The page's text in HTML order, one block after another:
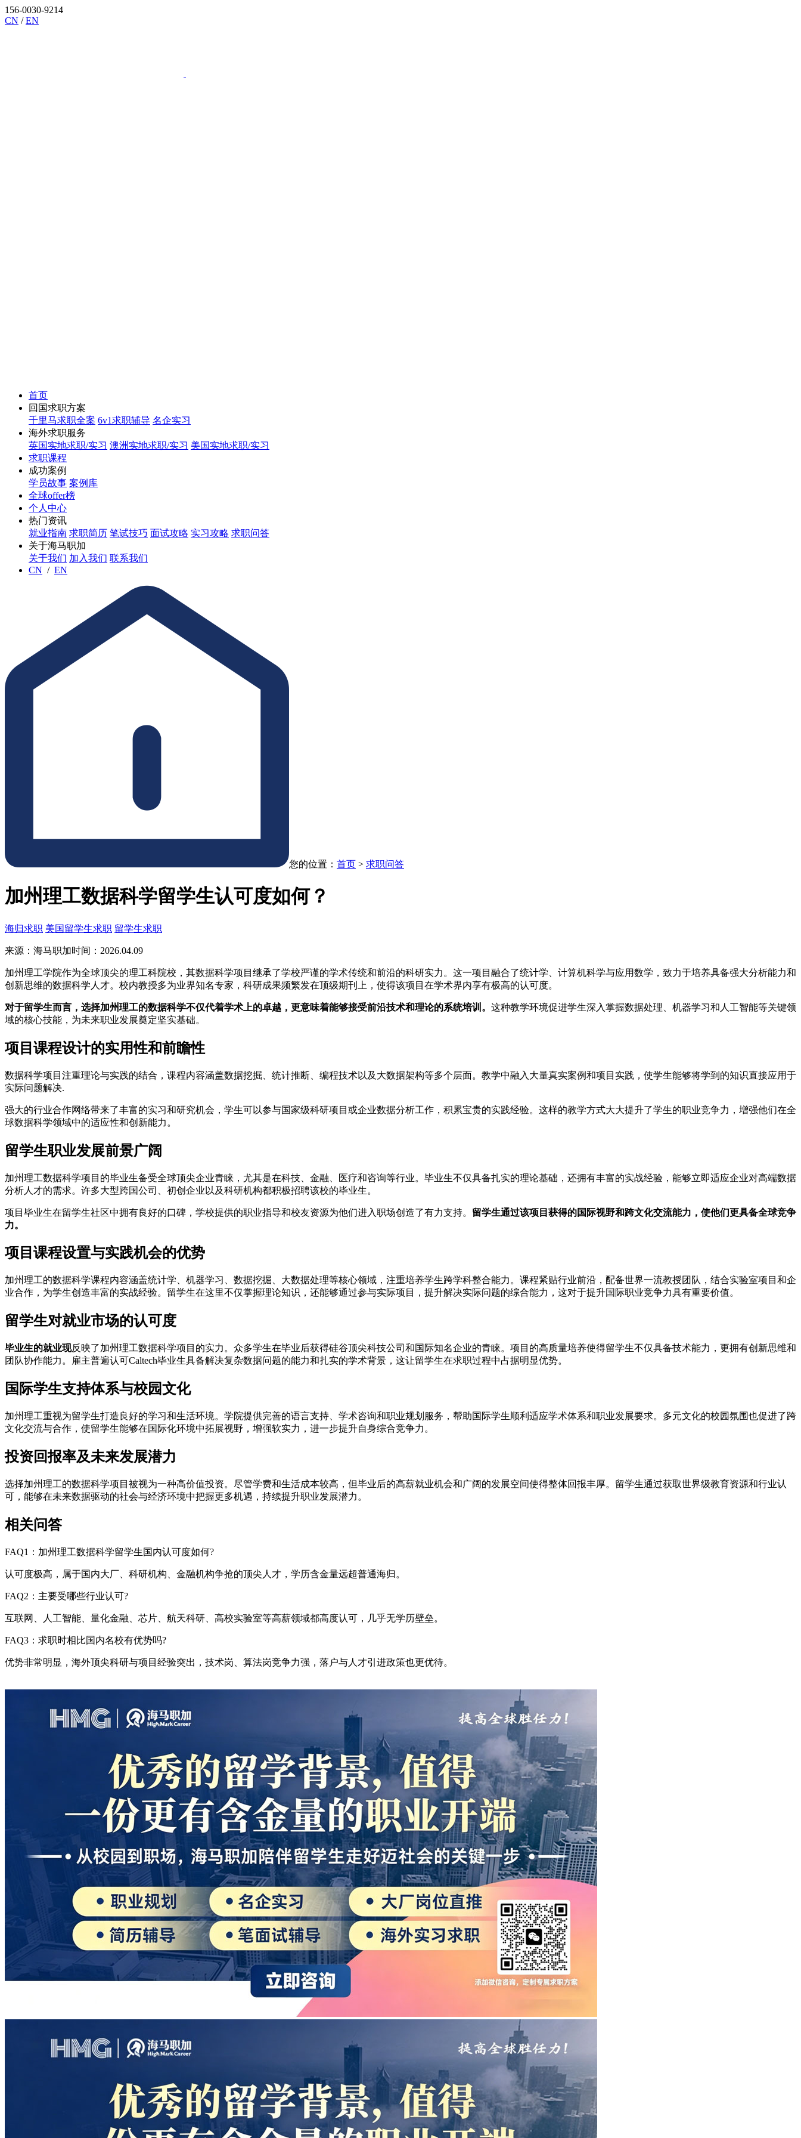
156-0030-9214
CN /EN
首页
回国求职方案
千里马求职全案 6v1求职辅导 名企实习
海外求职服务
英国实地求职/实习 澳洲实地求职/实习 美国实地求职/实习
求职课程
成功案例
学员故事 案例库
全球offer榜
个人中心
热门资讯
就业指南 求职简历 笔试技巧 面试攻略 实习攻略 求职问答
关于海马职加
关于我们 加入我们 联系我们
CN / EN
您的位置： 首页 > 求职问答
加州理工数据科学留学生认可度如何？
海归求职 美国留学生求职 留学生求职
来源：海马职加时间：2026.04.09
加州理工学院作为全球顶尖的理工科院校，其数据科学项目继承了学校严谨的学术传统和前沿的科研实力。这一项目融合了统计学、计算机科学与应用数学，致力于培养具备强大分析能力和
创新思维的数据科学人才。校内教授多为业界知名专家，科研成果频繁发在顶级期刊上，使得该项目在学术界内享有极高的认可度。
对于留学生而言，选择加州理工的数据科学不仅代着学术上的卓越，更意味着能够接受前沿技术和理论的系统培训。 这种教学环境促进学生深入掌握数据处理、机器学习和人工智能等关键领
域的核心技能，为未来职业发展奠定坚实基础。
项目课程设计的实用性和前瞻性
数据科学项目注重理论与实践的结合，课程内容涵盖数据挖掘、统计推断、编程技术以及大数据架构等多个层面。教学中融入大量真实案例和项目实践，使学生能够将学到的知识直接应用于
实际问题解决.
强大的行业合作网络带来了丰富的实习和研究机会，学生可以参与国家级科研项目或企业数据分析工作，积累宝贵的实践经验。这样的教学方式大大提升了学生的职业竞争力，增强他们在全
球数据科学领域中的适应性和创新能力。
留学生职业发展前景广阔
加州理工数据科学项目的毕业生备受全球顶尖企业青睐，尤其是在科技、金融、医疗和咨询等行业。毕业生不仅具备扎实的理论基础，还拥有丰富的实战经验，能够立即适应企业对高端数据
分析人才的需求。许多大型跨国公司、初创企业以及科研机构都积极招聘该校的毕业生。
项目毕业生在留学生社区中拥有良好的口碑，学校提供的职业指导和校友资源为他们进入职场创造了有力支持。 留学生通过该项目获得的国际视野和跨文化交流能力，使他们更具备全球竞争
力。
项目课程设置与实践机会的优势
加州理工的数据科学课程内容涵盖统计学、机器学习、数据挖掘、大数据处理等核心领域，注重培养学生跨学科整合能力。课程紧贴行业前沿，配备世界一流教授团队，结合实验室项目和企
业合作，为学生创造丰富的实战经验。留学生在这里不仅掌握理论知识，还能够通过参与实际项目，提升解决实际问题的综合能力，这对于提升国际职业竞争力具有重要价值。
留学生对就业市场的认可度
毕业生的就业现反映了加州理工数据科学项目的实力。众多学生在毕业后获得硅谷顶尖科技公司和国际知名企业的青睐。项目的高质量培养使得留学生不仅具备技术能力，更拥有创新思维和
团队协作能力。雇主普遍认可Caltech毕业生具备解决复杂数据问题的能力和扎实的学术背景，这让留学生在求职过程中占据明显优势。
国际学生支持体系与校园文化
加州理工重视为留学生打造良好的学习和生活环境。学院提供完善的语言支持、学术咨询和职业规划服务，帮助国际学生顺利适应学术体系和职业发展要求。多元文化的校园氛围也促进了跨
文化交流与合作，使留学生能够在国际化环境中拓展视野，增强软实力，进一步提升自身综合竞争力。
投资回报率及未来发展潜力
选择加州理工的数据科学项目被视为一种高价值投资。尽管学费和生活成本较高，但毕业后的高薪就业机会和广阔的发展空间使得整体回报丰厚。留学生通过获取世界级教育资源和行业认
可，能够在未来数据驱动的社会与经济环境中把握更多机遇，持续提升职业发展潜力。
相关问答
FAQ1：加州理工数据科学留学生国内认可度如何?
认可度极高，属于国内大厂、科研机构、金融机构争抢的顶尖人才，学历含金量远超普通海归。
FAQ2：主要受哪些行业认可?
互联网、人工智能、量化金融、芯片、航天科研、高校实验室等高薪领域都高度认可，几乎无学历壁垒。
FAQ3：求职时相比国内名校有优势吗?
优势非常明显，海外顶尖科研与项目经验突出，技术岗、算法岗竞争力强，落户与人才引进政策也更优待。